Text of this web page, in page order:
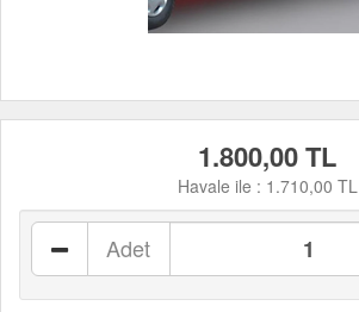
1.800,00 TL
Havale ile : 1.710,00 TL
Adet